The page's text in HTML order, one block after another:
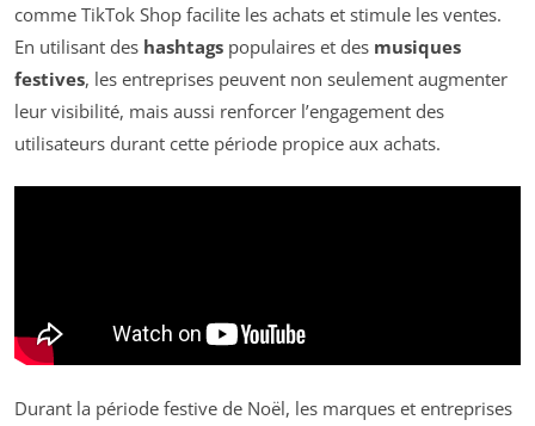
comme TikTok Shop facilite les achats et stimule les ventes.
En utilisant des hashtags populaires et des musiques
festives, les entreprises peuvent non seulement augmenter
leur visibilité, mais aussi renforcer l’engagement des
utilisateurs durant cette période propice aux achats.
Durant la période festive de Noël, les marques et entreprises